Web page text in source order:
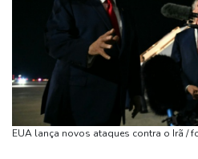
Bruno Guimarães deixa
Hamas diz que segue disposto a
Pai de Lionel Messi morre aos 68
Emirados Árabes afirmam que
de Ormuz
EUA lança novos ataques contra o Irã /